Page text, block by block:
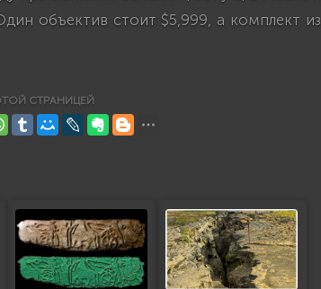
объектив стоит $5,999, а комплект из
СТРАНИЦЕЙ